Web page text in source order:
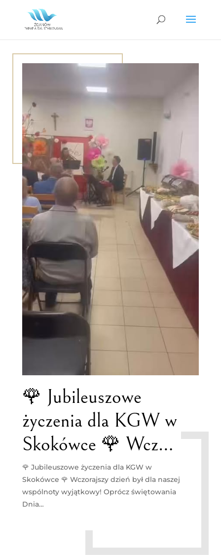
🌹 Jubileuszowe
życzenia dla KGW w
Skokówce 🌹 Wcz…
🌹 Jubileuszowe życzenia dla KGW w
Skokówce 🌹 Wczorajszy dzień był dla naszej
wspólnoty wyjątkowy! Oprócz świętowania
Dnia…